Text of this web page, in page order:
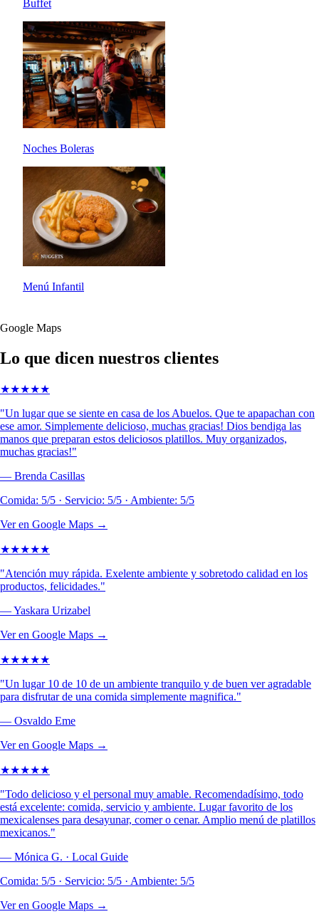
Buffet
Noches Boleras
Menú Infantil
Google Maps
Lo que dicen nuestros clientes
★★★★★
"Un lugar que se siente en casa de los Abuelos. Que te apapachan con
ese amor. Simplemente delicioso, muchas gracias! Dios bendiga las
manos que preparan estos deliciosos platillos. Muy organizados,
muchas gracias!"
— Brenda Casillas
Comida: 5/5 · Servicio: 5/5 · Ambiente: 5/5
Ver en Google Maps →
★★★★★
"Atención muy rápida. Exelente ambiente y sobretodo calidad en los
productos, felicidades."
—Yaskara Urizabel
Ver en Google Maps →
★★★★★
"Un lugar 10 de 10 de un ambiente tranquilo y de buen ver agradable
para disfrutar de una comida simplemente magnifica."
— Osvaldo Eme
Ver en Google Maps →
★★★★★
"Todo delicioso y el personal muy amable. Recomendadísimo, todo
está excelente: comida, servicio y ambiente. Lugar favorito de los
mexicalenses para desayunar, comer o cenar. Amplio menú de platillos
mexicanos."
— Mónica G. · Local Guide
Comida: 5/5 · Servicio: 5/5 · Ambiente: 5/5
Ver en Google Maps →